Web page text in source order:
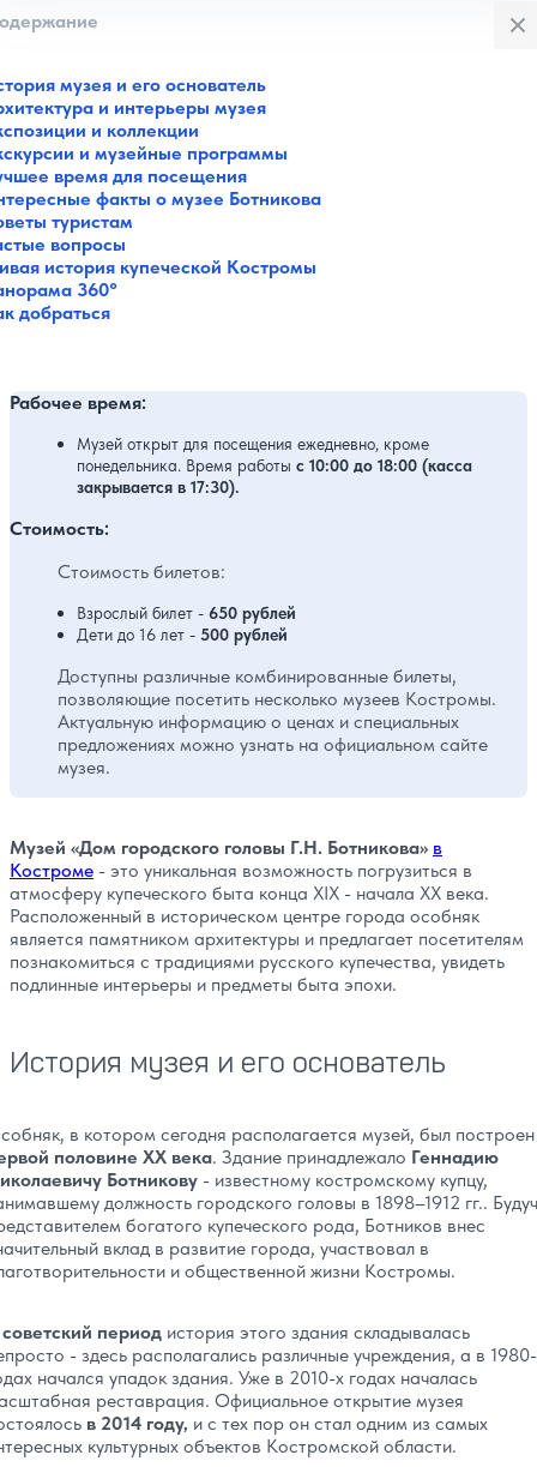
музея и его основатель
и интерьеры музея
и коллекции
и музейные программы
время для посещения
факты о музее Ботникова
туристам
вопросы
история купеческой Костромы
360°
добраться
Рабочее время:
Музей открыт для посещения ежедневно, кроме
понедельника. Время работы с 10:00 до 18:00 (касса
закрывается в 17:30).
Стоимость:
Стоимость билетов:
Взрослый билет - 650 рублей
Дети до 16 лет - 500 рублей
Доступны различные комбинированные билеты,
позволяющие посетить несколько музеев Костромы.
Актуальную информацию о ценах и специальных
предложениях можно узнать на официальном сайте
музея.
Музей «Дом городского головы Г.Н. Ботникова» в
Костроме - это уникальная возможность погрузиться в
атмосферу купеческого быта конца XIX - начала XX века.
Расположенный в историческом центре города особняк
является памятником архитектуры и предлагает посетителям
познакомиться с традициями русского купечества, увидеть
подлинные интерьеры и предметы быта эпохи.
История музея и его основатель
в котором сегодня располагается музей, был
половине XX века. Здание принадлежало Геннадию
Ботникову - известному костромскому купцу,
должность городского головы в 1898–1912 гг..
богатого купеческого рода, Ботников внес
вклад в развитие города, участвовал в
и общественной жизни Костромы.
период история этого здания складывалась
- здесь располагались различные учреждения, а в
начался упадок здания. Уже в 2010-х годах началась
реставрация. Официальное открытие музея
в 2014 году, и с тех пор он стал одним из самых
культурных объектов Костромской области.